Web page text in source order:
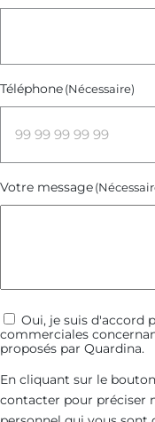
Téléphone(Nécessaire)
Votre message
Communications
commerciales
Oui, je suis d'accord
commerciales
proposés par Quardina.
En cliquant sur le
contacter pour préciser